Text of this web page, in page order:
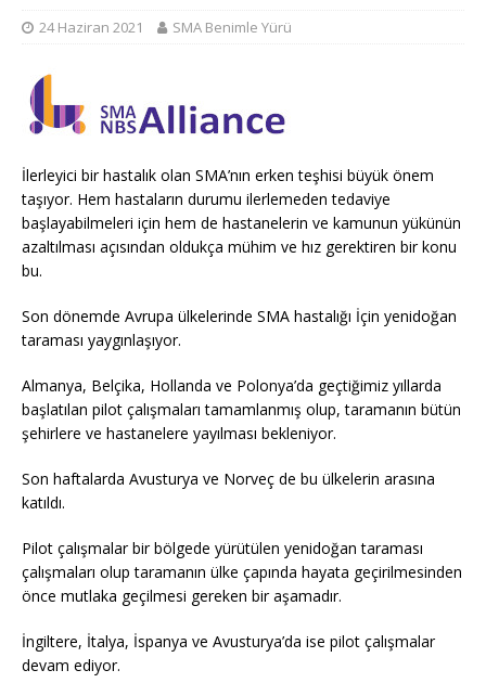
24 Haziran 2021 SMA Benimle Yürü
İlerleyici bir hastalık olan SMA’nın erken teşhisi büyük önem
taşıyor. Hem hastaların durumu ilerlemeden tedaviye
başlayabilmeleri için hem de hastanelerin ve kamunun yükünün
azaltılması açısından oldukça mühim ve hız gerektiren bir konu
bu.
Son dönemde Avrupa ülkelerinde SMA hastalığı İçin yenidoğan
taraması yaygınlaşıyor.
Almanya, Belçika, Hollanda ve Polonya’da geçtiğimiz yıllarda
başlatılan pilot çalışmaları tamamlanmış olup, taramanın bütün
şehirlere ve hastanelere yayılması bekleniyor.
Son haftalarda Avusturya ve Norveç de bu ülkelerin arasına
katıldı.
Pilot çalışmalar bir bölgede yürütülen yenidoğan taraması
çalışmaları olup taramanın ülke çapında hayata geçirilmesinden
önce mutlaka geçilmesi gereken bir aşamadır.
İngiltere, İtalya, İspanya ve Avusturya’da ise pilot çalışmalar
devam ediyor.